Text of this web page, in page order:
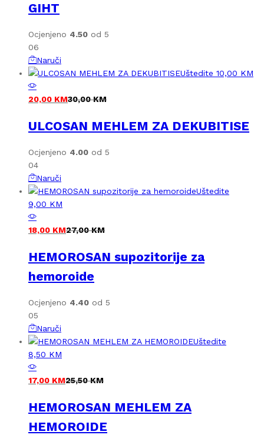
GIHT
Ocjenjeno 4.50 od 5
06
Naruči
Uštedite 10,00 KM
20,00 KM30,00KM
ULCOSAN MEHLEM ZA DEKUBITISE
Ocjenjeno 4.00 od 5
04
Naruči
Uštedite
9,00 KM
18,00 KM27,00KM
HEMOROSAN supozitorije za
hemoroide
Ocjenjeno 4.40 od 5
05
Naruči
Uštedite
8,50 KM
17,00 KM25,50KM
HEMOROSAN MEHLEM ZA
HEMOROIDE